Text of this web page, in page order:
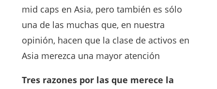
mid caps en Asia, pero también es sólo
una de las muchas que, en nuestra
opinión, hacen que la clase de activos en
Asia merezca una mayor atención
Tres razones por las que merece la